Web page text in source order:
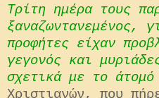
Τρίτη ημέρα τους
ξαναζωντανεμένος,
προφήτες είχαν
γεγονός και
σχετικά με το άτομό
Χριστιανών, που